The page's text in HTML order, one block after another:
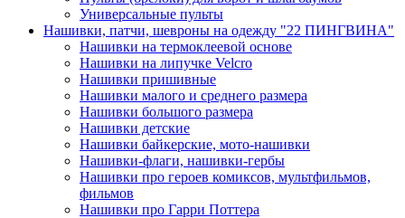
Универсальные пульты
Нашивки, патчи, шевроны на одежду "22 ПИНГВИНА"
Нашивки на термоклеевой основе
Нашивки на липучке Velcro
Нашивки пришивные
Нашивки малого и среднего размера
Нашивки большого размера
Нашивки детские
Нашивки байкерские, мото-нашивки
Нашивки-флаги, нашивки-гербы
Нашивки про героев комиксов, мультфильмов,
фильмов
Нашивки про Гарри Поттера